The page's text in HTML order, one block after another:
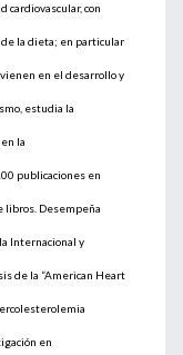
cardiovascular, con
la dieta; en particular
en el desarrollo y
estudia la
la
publicaciones en
libros. Desempeña
Internacional y
de la “American Heart
en